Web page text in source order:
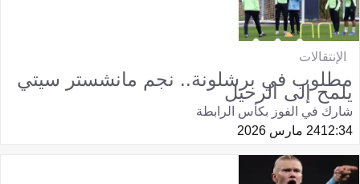
الإنتقالات
مطلوب في برشلونة.. نجم مانشستر سيتي
يلمح إلى الرحيل
شارك في الفوز بكأس الرابطة
12:3424 مارس 2026